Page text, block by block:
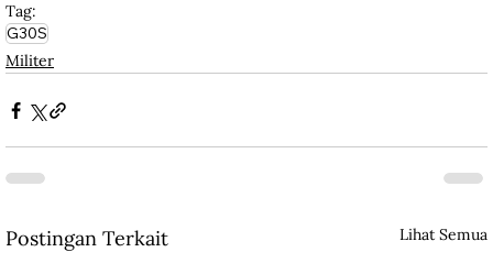
Tag:
G30S
Militer
Postingan Terkait Lihat Semua